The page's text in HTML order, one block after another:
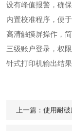
设有峰值报警，确
内置校准程序，便
高清触摸屏操作，
三级账户登录，权
针式打印机输出结
上一篇：使用耐